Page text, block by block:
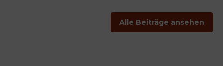
Alle Beiträge ansehen